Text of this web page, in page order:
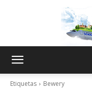
Etiquetas Bewery